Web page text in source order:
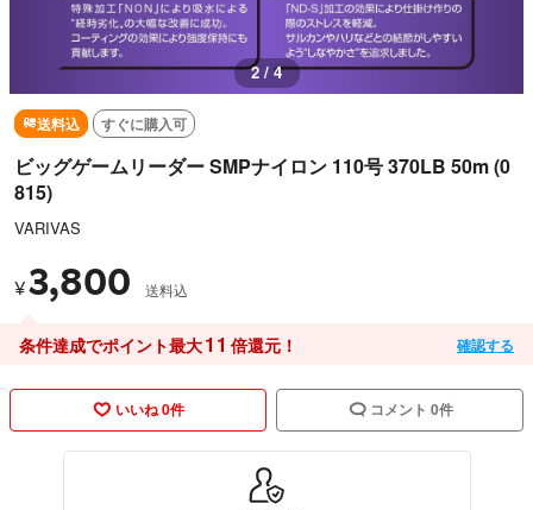
2 / 4
送料込 すぐに購入可
ビッグゲームリーダー SMPナイロン 110号 370LB 50m (0
815)
VARIVAS
¥3,800 送料込
条件達成でポイント最大11 倍還元！ 確認する
いいね 0件 コメント 0件